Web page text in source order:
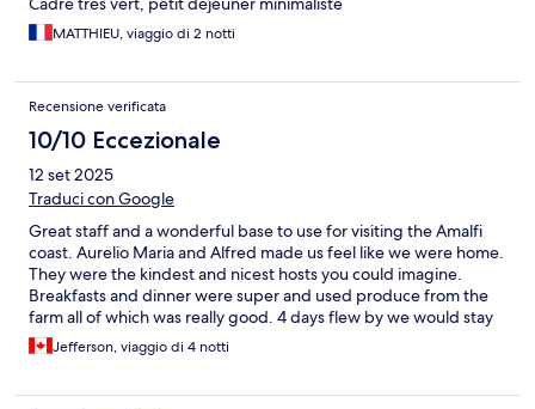
MATTHIEU, viaggio di 2 notti
Recensione verificata
10/10 Eccezionale
12 set 2025
Traduci con Google
Great staff and a wonderful base to use for visiting the Amalfi
coast. Aurelio Maria and Alfred made us feel like we were home.
They were the kindest and nicest hosts you could imagine.
Breakfasts and dinner were super and used produce from the
farm all of which was really good. 4 days flew by we would stay
here again in a heartbeat. Thanks to all
Jefferson, viaggio di 4 notti